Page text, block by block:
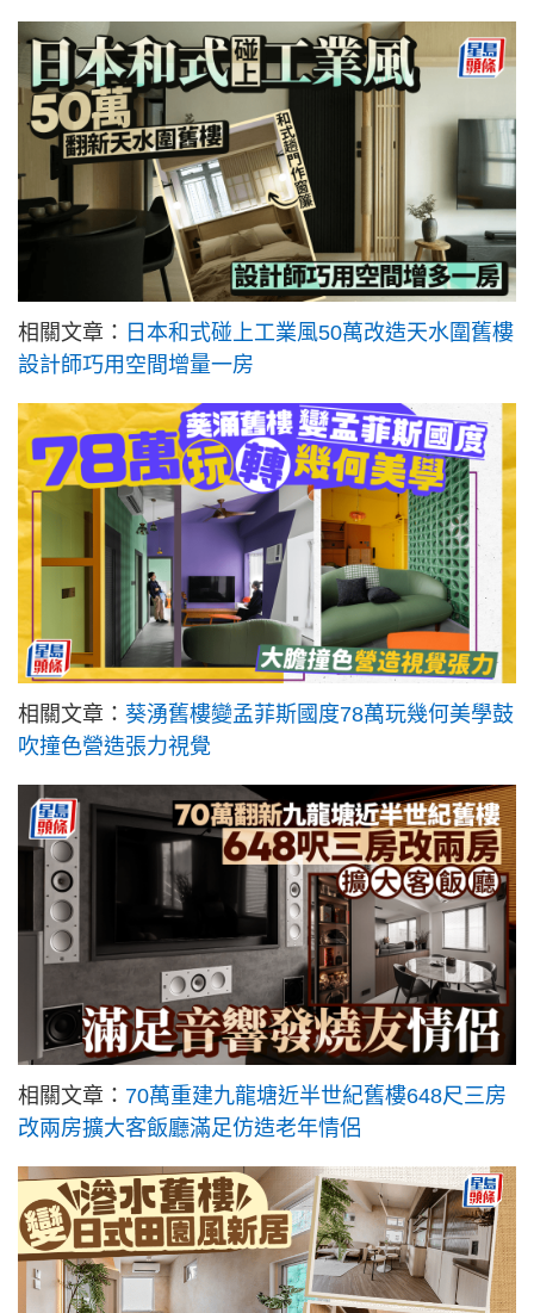
相關文章： 日本和式碰上工業風50萬改造天水圍舊樓
設計師巧用空間增量一房
相關文章： 葵湧舊樓變孟菲斯國度78萬玩幾何美學鼓
吹撞色營造張力視覺
相關文章： 70萬重建九龍塘近半世紀舊樓648尺三房
改兩房擴大客飯廳滿足仿造老年情侶